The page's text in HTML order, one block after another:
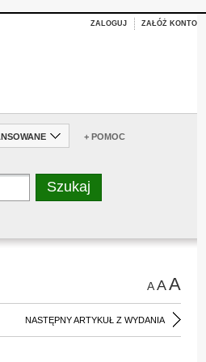
ZALOGUJ ZAŁÓŻ KONTO
+ POMOC
AAA
NASTĘPNY ARTYKUŁ Z WYDANIA